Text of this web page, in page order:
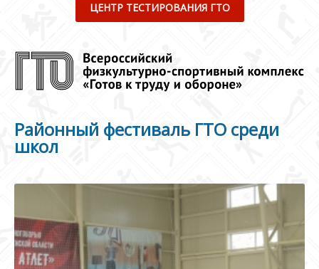
ЦЕНТР ТЕСТИРОВАНИЯ ГТО
Районный фестиваль ГТО среди
школ